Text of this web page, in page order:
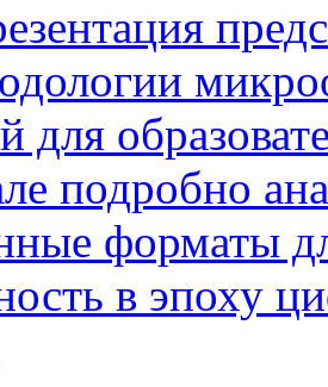
для
подробно
форматы
в эпоху